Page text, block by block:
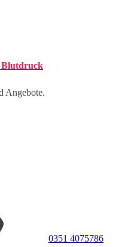
Blutdruck
Angebote.
0351 4075786